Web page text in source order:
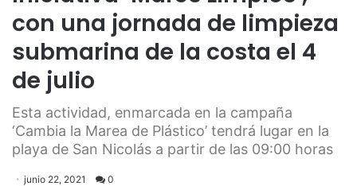
con una jornada de limpieza
submarina de la costa el 4
de julio
Esta actividad, enmarcada en la campaña
‘Cambia la Marea de Plástico’ tendrá lugar en la
playa de San Nicolás a partir de las 09:00 horas
junio 22, 2021 0